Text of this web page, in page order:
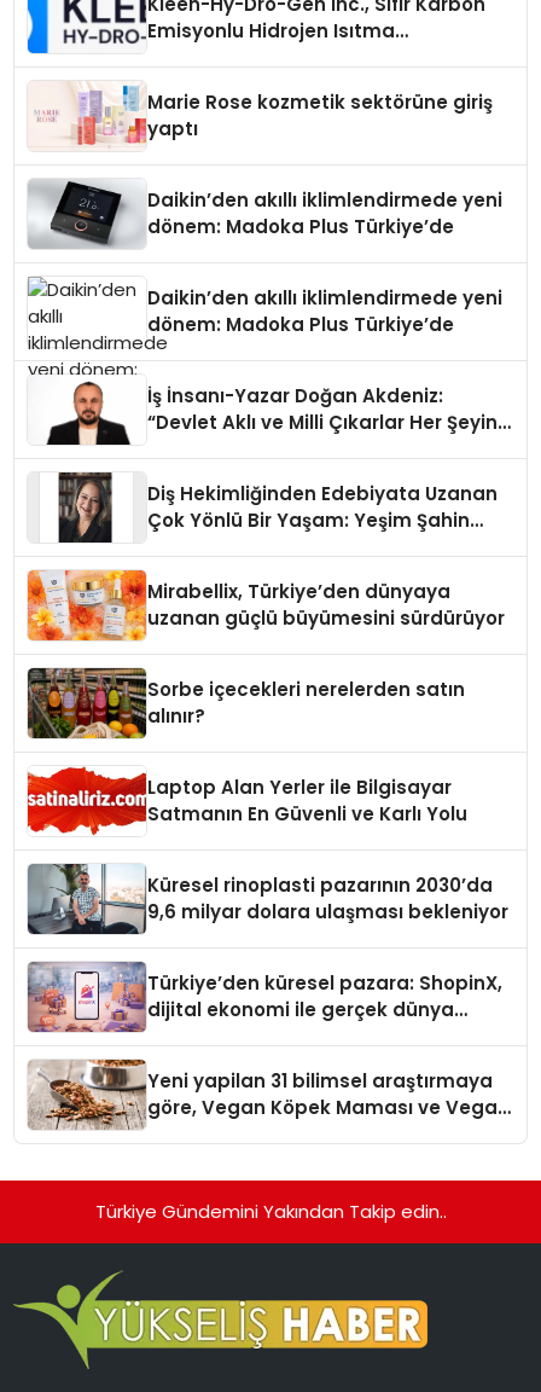
Emisyonlu Hidrojen Isıtma
Marie Rose kozmetik sektörüne giriş
yaptı
Daikin’den akıllı iklimlendirmede yeni
dönem: Madoka Plus Türkiye’de
Daikin’den akıllı iklimlendirmede yeni
dönem: Madoka Plus Türkiye’de
İş İnsanı-Yazar Doğan Akdeniz:
“Devlet Aklı ve Milli Çıkarlar Her Şeyin
Diş Hekimliğinden Edebiyata Uzanan
Çok Yönlü Bir Yaşam: Yeşim Şahin
Mirabellix, Türkiye’den dünyaya
uzanan güçlü büyümesini sürdürüyor
Sorbe içecekleri nerelerden satın
alınır?
Laptop Alan Yerler ile Bilgisayar
Satmanın En Güvenli ve Karlı Yolu
Küresel rinoplasti pazarının 2030’da
9,6 milyar dolara ulaşması bekleniyor
Türkiye’den küresel pazara: ShopinX,
dijital ekonomi ile gerçek dünya
Yeni yapilan 31 bilimsel araştırmaya
göre, Vegan Köpek Maması ve Vegan
Türkiye Gündemini Yakından Takip edin..